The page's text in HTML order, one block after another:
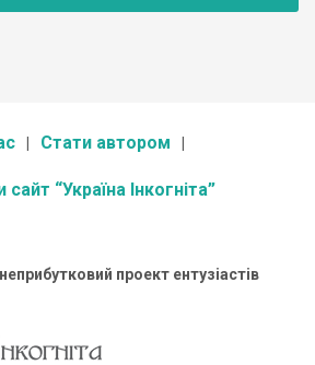
Стати автором
“Україна Інкогніта”
проект ентузіастів